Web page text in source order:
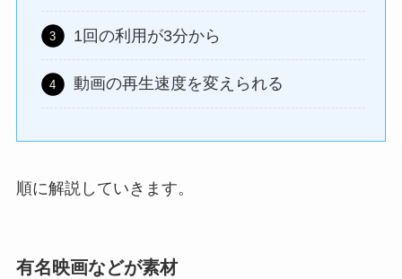
1回の利用が3分から
動画の再生速度を変えられる
順に解説していきます。
有名映画などが素材